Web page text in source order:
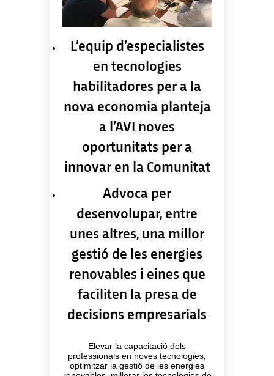
L’equip d’especialistes
en tecnologies
habilitadores per a la
nova economia planteja
a l’AVI noves
oportunitats per a
innovar en la Comunitat
Advoca per
desenvolupar, entre
unes altres, una millor
gestió de les energies
renovables i eines que
faciliten la presa de
decisions empresarials
Elevar la capacitació dels
professionals en noves tecnologies,
optimitzar la gestió de les energies